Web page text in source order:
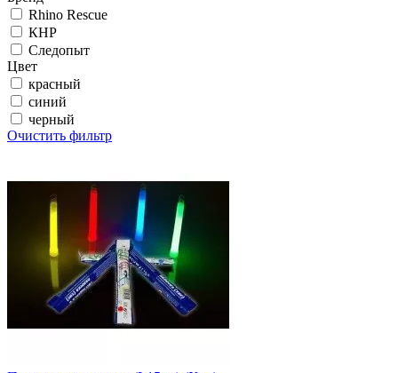
Rhino Rescue
КНР
Следопыт
Цвет
красный
синий
черный
Очистить фильтр